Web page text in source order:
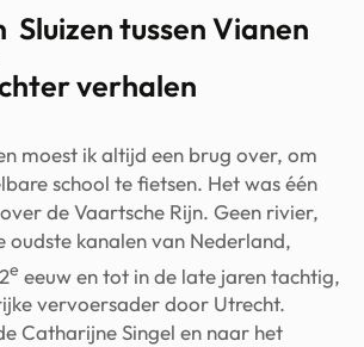
Sluizen tussen Vianen
verhalen
moest ik altijd een brug over, om
school te fietsen. Het was één
de Vaartsche Rijn. Geen rivier,
oudste kanalen van Nederland,
e eeuw en tot in de late jaren tachtig,
vervoersader door Utrecht.
Catharijne Singel en naar het